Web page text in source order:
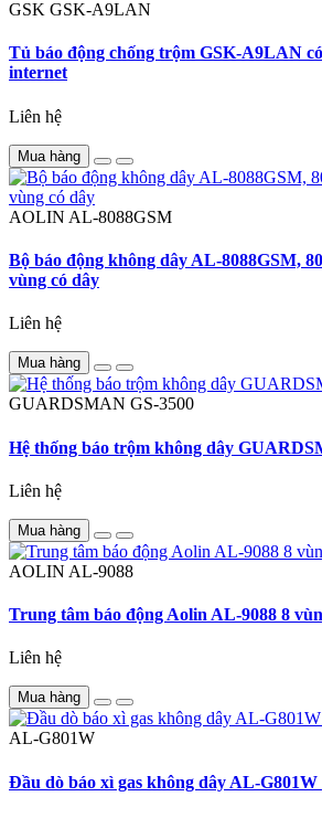
GSK GSK-A9LAN
Tủ báo động chống trộm GSK-A9LAN
internet
Liên hệ
Mua hàng
AOLIN AL-8088GSM
Bộ báo động không dây AL-8088GSM,
vùng có dây
Liên hệ
Mua hàng
GUARDSMAN GS-3500
Hệ thống báo trộm không dây
Liên hệ
Mua hàng
AOLIN AL-9088
Trung tâm báo động Aolin AL-9088 8
Liên hệ
Mua hàng
AL-G801W
Đầu dò báo xì gas không dây AL-